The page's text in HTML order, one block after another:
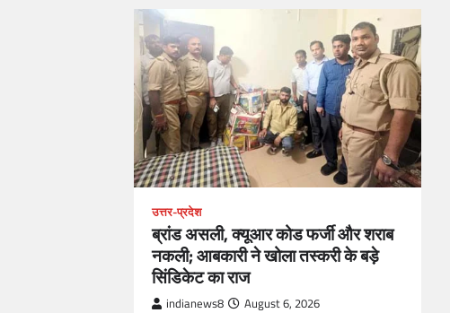
उत्तर-प्रदेश
ब्रांड असली, क्यूआर कोड फर्जी और शराब
नकली; आबकारी ने खोला तस्करी के बड़े
सिंडिकेट का राज
indianews8 August 6, 2026